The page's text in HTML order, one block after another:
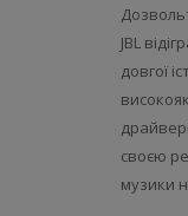
JBL
довгої
своєю
музики